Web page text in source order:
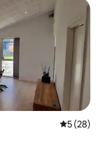
aimés
Note
5 (28)